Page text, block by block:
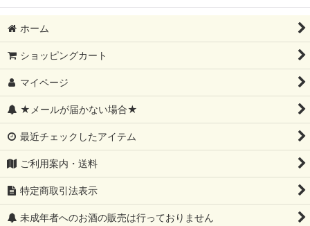
ホーム
ショッピングカート
マイページ
★メールが届かない場合★
最近チェックしたアイテム
ご利用案内・送料
特定商取引法表示
未成年者へのお酒の販売は行っておりません